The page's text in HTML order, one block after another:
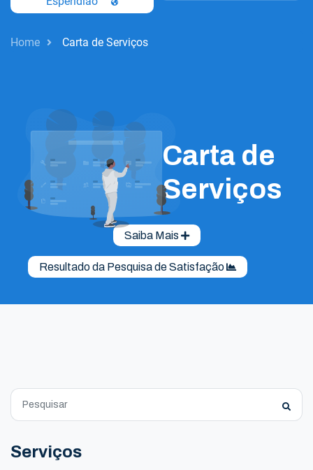
Home Carta de Serviços
Carta de
Serviços
Saiba Mais
Resultado da Pesquisa de Satisfação
Serviços